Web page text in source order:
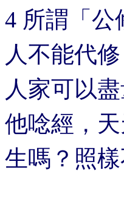
4 所謂「公
人不能代
人家可以
他唸經，
生嗎？照樣